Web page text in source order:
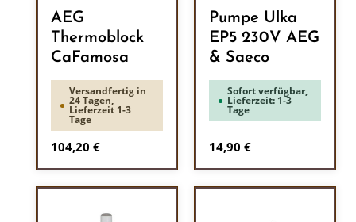
AEG
Thermoblock
CaFamosa
Versandfertig in
24 Tagen,
Lieferzeit 1-3
Tage
Regulärer Preis:
104,20 €
Pumpe Ulka
EP5 230V AEG
& Saeco
Sofort verfügbar,
Lieferzeit: 1-3
Tage
Regulärer Preis:
14,90 €